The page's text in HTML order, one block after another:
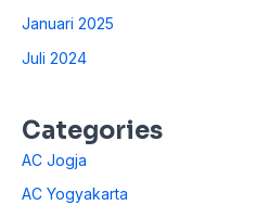
Januari 2025
Juli 2024
Categories
AC Jogja
AC Yogyakarta